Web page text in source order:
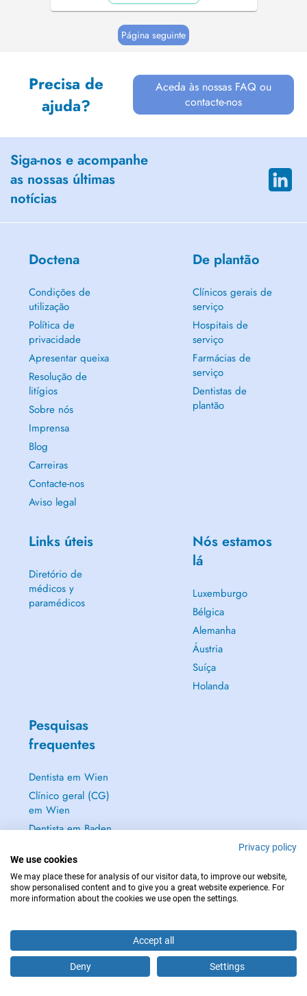
Página seguinte
Precisa de
ajuda?
Aceda às nossas FAQ ou
contacte-nos
Siga-nos e acompanhe
as nossas últimas
notícias
Doctena
Condições de
utilização
Política de
privacidade
Apresentar queixa
Resolução de
litígios
Sobre nós
Imprensa
Blog
Carreiras
Contacte-nos
Aviso legal
De plantão
Clínicos gerais de
serviço
Hospitais de
serviço
Farmácias de
serviço
Dentistas de
plantão
Links úteis
Diretório de
médicos y
paramédicos
Nós estamos
lá
Luxemburgo
Bélgica
Alemanha
Áustria
Suíça
Holanda
Pesquisas
frequentes
Dentista em Wien
Clínico geral (CG)
em Wien
Dentista em Baden
Baden
Mostrar tudo →
EM CASO DE EMERGÊNCIA, CONTACTE : 112
Copyright © 2026 - DOCTENA Doctena Austria GmbH, Wien
Privacy policy
We use cookies
We may place these for analysis of our visitor data, to improve our website,
show personalised content and to give you a great website experience. For
more information about the cookies we use open the settings.
Accept all
Deny Settings